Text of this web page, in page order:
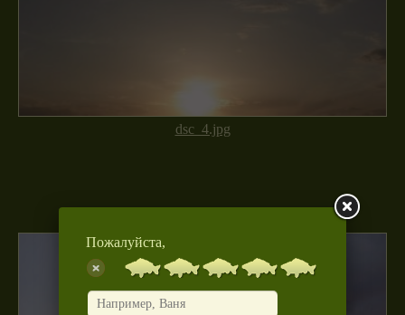
dsc_4.jpg
Пожалуйста,